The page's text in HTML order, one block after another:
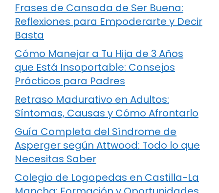
Frases de Cansada de Ser Buena:
Reflexiones para Empoderarte y Decir
Basta
Cómo Manejar a Tu Hija de 3 Años
que Está Insoportable: Consejos
Prácticos para Padres
Retraso Madurativo en Adultos:
Síntomas, Causas y Cómo Afrontarlo
Guía Completa del Síndrome de
Asperger según Attwood: Todo lo que
Necesitas Saber
Colegio de Logopedas en Castilla-La